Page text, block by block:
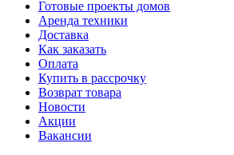
Готовые проекты домов
Аренда техники
Доставка
Как заказать
Оплата
Купить в рассрочку
Возврат товара
Новости
Акции
Вакансии